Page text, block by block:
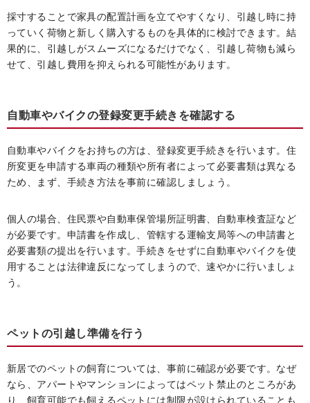
採寸することで家具の配置計画を立てやすくなり、引越し時に持
っていく荷物と新しく購入するものを具体的に検討できます。結
果的に、引越しがスムーズになるだけでなく、引越し荷物も減ら
せて、引越し費用を抑えられる可能性があります。
自動車やバイクの登録変更手続きを確認する
自動車やバイクをお持ちの方は、登録変更手続きを行います。住
所変更を申請する車両の種類や所有者によって必要書類は異なる
ため、まず、手続き方法を事前に確認しましょう。
個人の場合、住民票や自動車保管場所証明書、自動車検査証など
が必要です。申請書を作成し、管轄する運輸支局等への申請書と
必要書類の提出を行います。手続きをせずに自動車やバイクを使
用することは法律違反になってしまうので、速やかに行いましょ
う。
ペットの引越し準備を行う
新居でのペットの飼育については、事前に確認が必要です。なぜ
なら、アパートやマンションによってはペット禁止のところがあ
り、飼育可能でも飼えるペットには制限が設けられていることも